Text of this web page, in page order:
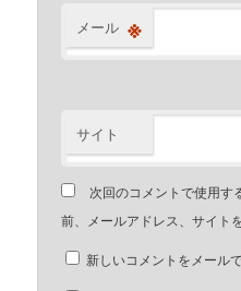
メール ※
サイト
次回のコメントで使用す
前、メールアドレス、サイト
新しいコメントをメール